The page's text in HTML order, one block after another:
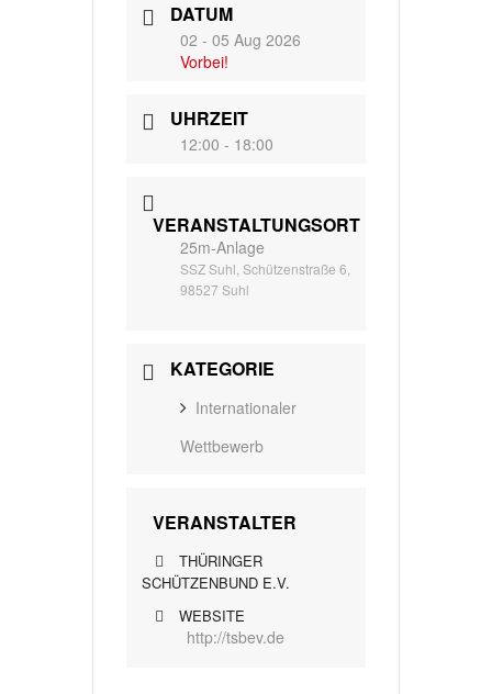
DATUM
02 - 05 Aug 2026
Vorbei!
UHRZEIT
12:00 - 18:00
VERANSTALTUNGSORT
25m-Anlage
SSZ Suhl, Schützenstraße 6,
98527 Suhl
KATEGORIE
Internationaler
Wettbewerb
VERANSTALTER
THÜRINGER
SCHÜTZENBUND E.V.
WEBSITE
http://tsbev.de